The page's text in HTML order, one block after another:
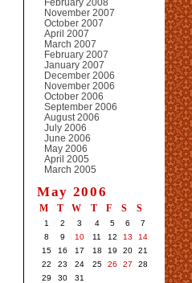
November 2007
October 2007
April 2007
March 2007
February 2007
January 2007
December 2006
November 2006
October 2006
September 2006
August 2006
July 2006
June 2006
May 2006
April 2005
March 2005
May 2006
M T W T F S S
1 2 3 4 5 6
7
8
9 10 11 12 13
14
15
16 17 18 19 20
21
22
23 24 25 26 27
28
29
30 31